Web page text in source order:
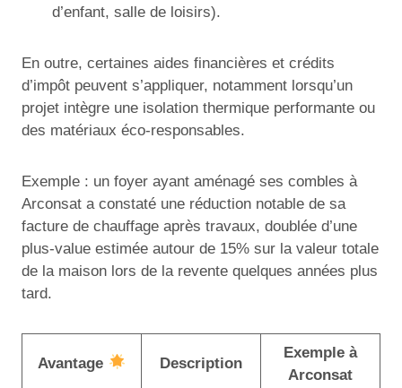
d’enfant, salle de loisirs).
En outre, certaines aides financières et crédits
d’impôt peuvent s’appliquer, notamment lorsqu’un
projet intègre une isolation thermique performante ou
des matériaux éco-responsables.
Exemple : un foyer ayant aménagé ses combles à
Arconsat a constaté une réduction notable de sa
facture de chauffage après travaux, doublée d’une
plus-value estimée autour de 15% sur la valeur totale
de la maison lors de la revente quelques années plus
tard.
Avantage Description
Exemple à
Arconsat